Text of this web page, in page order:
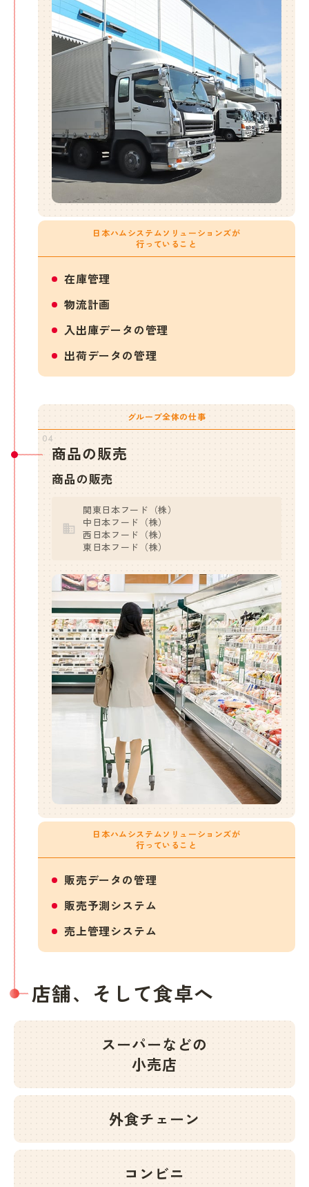
日本ハムシステムソリューションズが
行っていること
在庫管理
物流計画
入出庫データの管理
出荷データの管理
グループ全体の仕事
04
商品の販売
商品の販売
関東日本フード（株）
中日本フード（株）
西日本フード（株）
東日本フード（株）
日本ハムシステムソリューションズが
行っていること
販売データの管理
販売予測システム
売上管理システム
店舗、そして食卓へ
スーパーなどの
小売店
外食チェーン
コンビニ